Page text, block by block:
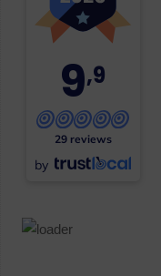
9,9
29 reviews
by